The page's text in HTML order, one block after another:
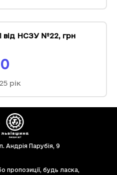
від НСЗУ №22, грн
0
рік
Андрія Парубія, 9
пропозиції, будь ласка,